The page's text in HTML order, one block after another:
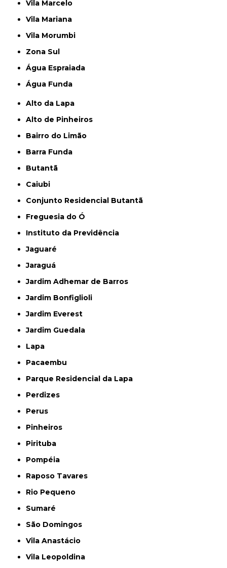
Vila Marcelo
Vila Mariana
Vila Morumbi
Zona Sul
Água Espraiada
Água Funda
Alto da Lapa
Alto de Pinheiros
Bairro do Limão
Barra Funda
Butantã
Caiubi
Conjunto Residencial Butantã
Freguesia do Ó
Instituto da Previdência
Jaguaré
Jaraguá
Jardim Adhemar de Barros
Jardim Bonfiglioli
Jardim Everest
Jardim Guedala
Lapa
Pacaembu
Parque Residencial da Lapa
Perdizes
Perus
Pinheiros
Pirituba
Pompéia
Raposo Tavares
Rio Pequeno
Sumaré
São Domingos
Vila Anastácio
Vila Leopoldina